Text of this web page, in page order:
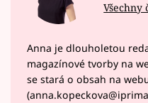
Všechny
Anna je dlouholetou
magazínové tvorby na
se stará o obsah na